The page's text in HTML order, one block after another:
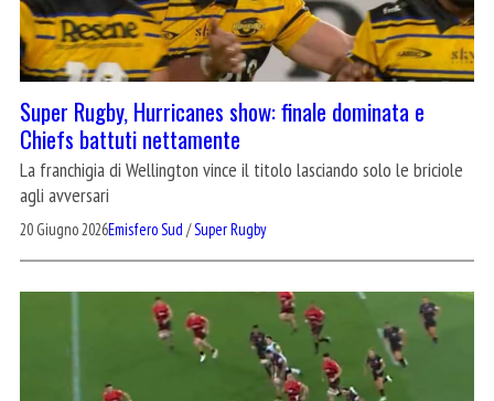
Super Rugby, Hurricanes show: finale dominata e
Chiefs battuti nettamente
La franchigia di Wellington vince il titolo lasciando solo le briciole
agli avversari
20 Giugno 2026Emisfero Sud /Super Rugby